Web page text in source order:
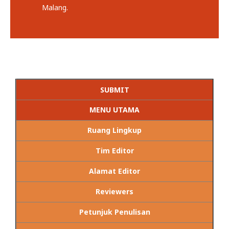
Malang.
SUBMIT
MENU UTAMA
Ruang Lingkup
Tim Editor
Alamat Editor
Reviewers
Petunjuk Penulisan